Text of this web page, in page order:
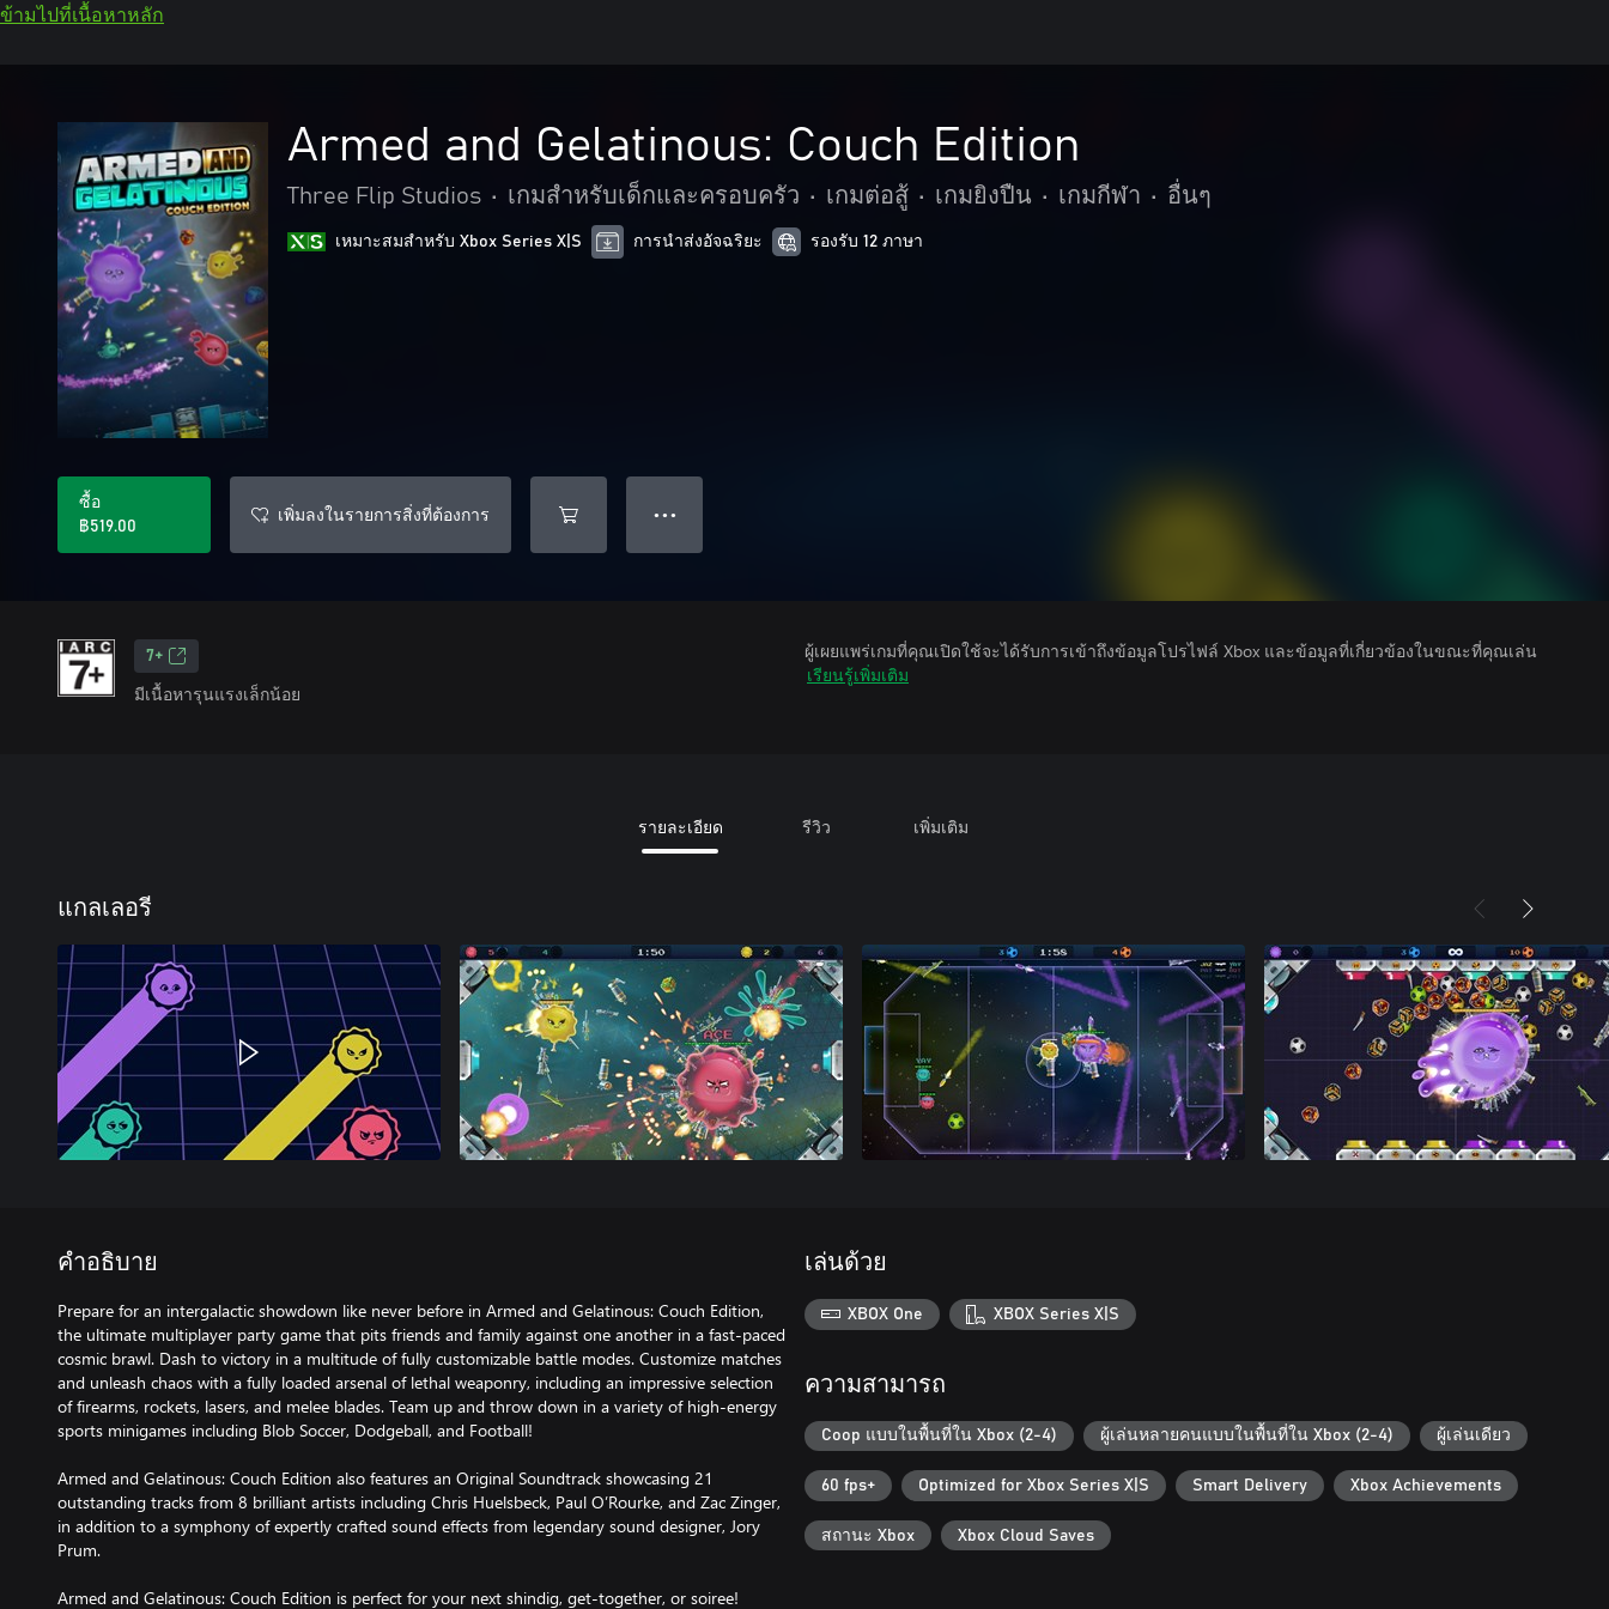
ข้ามไปที่เนื้อหาหลัก
Armed and Gelatinous: Couch Edition
Three Flip Studios • เกมสำหรับเด็กและครอบครัว • เกมต่อสู้ • เกมยิงปืน • เกมกีฬา • อื่นๆ
เหมาะสมสําหรับ Xbox Series X|S การนำส่งอัจฉริยะ รองรับ 12 ภาษา
ซื้อ
฿519.00
เพิ่มลงในรายการสิ่งที่ต้องการ ● ● ●
7+
มีเนื้อหารุนแรงเล็กน้อย
ผู้เผยแพร่เกมที่คุณเปิดใช้จะได้รับการเข้าถึงข้อมูลโปรไฟล์ Xbox และข้อมูลที่เกี่ยวข้องในขณะที่คุณเล่น
เรียนรู้เพิ่มเติม
รายละเอียด รีวิว เพิ่มเติม
แกลเลอรี
คำอธิบาย
Prepare for an intergalactic showdown like never before in Armed and Gelatinous: Couch Edition,
the ultimate multiplayer party game that pits friends and family against one another in a fast-paced
cosmic brawl. Dash to victory in a multitude of fully customizable battle modes. Customize matches
and unleash chaos with a fully loaded arsenal of lethal weaponry, including an impressive selection
of firearms, rockets, lasers, and melee blades. Team up and throw down in a variety of high-energy
sports minigames including Blob Soccer, Dodgeball, and Football!
Armed and Gelatinous: Couch Edition also features an Original Soundtrack showcasing 21
outstanding tracks from 8 brilliant artists including Chris Huelsbeck, Paul O’Rourke, and Zac Zinger,
in addition to a symphony of expertly crafted sound effects from legendary sound designer, Jory
Prum.
Armed and Gelatinous: Couch Edition is perfect for your next shindig, get-together, or soiree!
เล่นด้วย
XBOX One XBOX Series X|S
ความสามารถ
Coop แบบในพื้นที่ใน Xbox (2-4) ผู้เล่นหลายคนแบบในพื้นที่ใน Xbox (2-4) ผู้เล่นเดียว
60 fps+ Optimized for Xbox Series X|S Smart Delivery Xbox Achievements
สถานะ Xbox Xbox Cloud Saves